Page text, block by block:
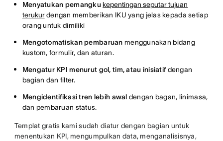
Menyatukan pemangku kepentingan seputar tujuan
terukurdengan memberikan IKU yang jelas kepada setiap
orang untuk dimiliki
Mengotomatiskan pembaruan menggunakan bidang
kustom, formulir, dan aturan.
Mengatur KPI menurut gol, tim, atau inisiatifdengan
bagian dan filter.
Mengidentifikasi tren lebih awal dengan bagan, linimasa,
dan pembaruan status.
Templat gratis kami sudah diatur dengan bagian untuk
menentukan KPI, mengumpulkan data, menganalisisnya,